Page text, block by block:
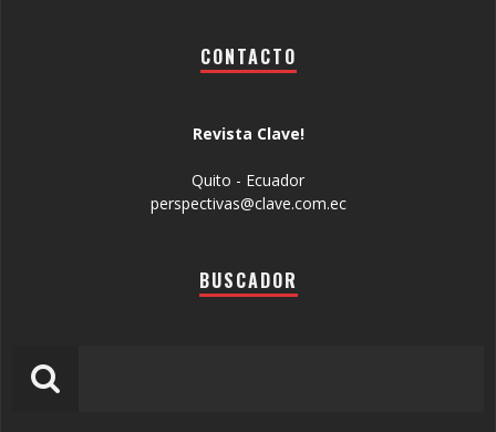
CONTACTO
Revista Clave!
Quito - Ecuador
perspectivas@clave.com.ec
BUSCADOR